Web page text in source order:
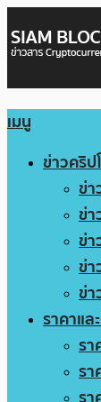
เมนู
ข่าวคริป
ข่
ข่า
ข่า
ข่า
ข่า
ราคาแล
ร
รา